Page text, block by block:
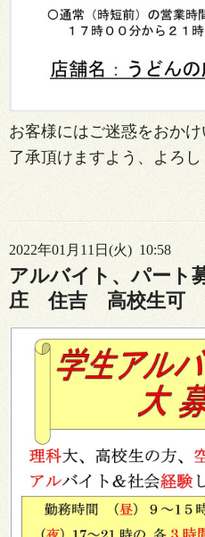
お客様にはご迷惑をおか
了承頂けますよう、よろし
2022年01月11日(火) 10:58
アルバイト、パート
庄 住吉 高校生可